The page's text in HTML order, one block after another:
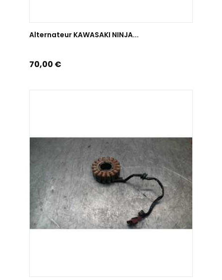
Alternateur KAWASAKI NINJA...
Prix
70,00 €